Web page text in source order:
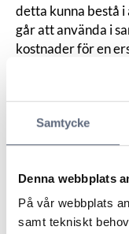
Samtycke
Denna webbplats
På vår webbplats
samt tekniskt
detta kunna bestå
går att använda i
kostnader för en
behövt. Du kan
samband med
skulle ske utan ditt
Dela sidan